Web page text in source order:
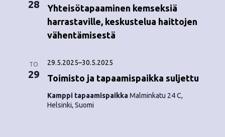
28
Yhteisötapaaminen kemseksiä
harrastaville, keskustelua haittojen
vähentämisestä
TO
29 Toimisto ja tapaamispaikka suljettu
29.5.2025–30.5.2025
Kamppi tapaamispaikkaMalminkatu 24 C,
Helsinki, Suomi